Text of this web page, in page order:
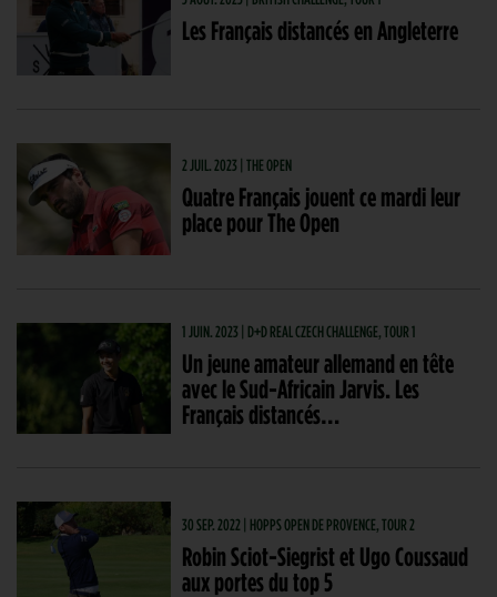
Les Français distancés en Angleterre
2 JUIL. 2023 | THE OPEN
Quatre Français jouent ce mardi leur
place pour The Open
1 JUIN. 2023 | D+D REAL CZECH CHALLENGE, TOUR 1
Un jeune amateur allemand en tête
avec le Sud-Africain Jarvis. Les
Français distancés…
30 SEP. 2022 | HOPPS OPEN DE PROVENCE, TOUR 2
Robin Sciot-Siegrist et Ugo Coussaud
aux portes du top 5